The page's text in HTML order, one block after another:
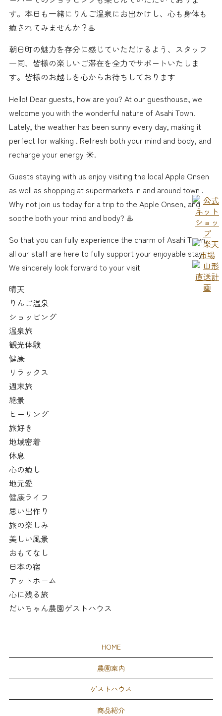
す️。本日も一緒にりんご温泉にお出かけし、心も身体も
癒されてみませんか？♨️
朝日町の魅力を存分に感じていただけるよう、スタッフ
一同、皆様の楽しいご滞在を全力でサポートいたしま
す。皆様のお越しを心からお待ちしております
Hello! Dear guests, how are you? At our guesthouse, we
welcome you with the wonderful nature of Asahi Town.
Lately, the weather has been sunny every day, making it
perfect for walking ️. Refresh both your mind and body, and
recharge your energy ☀️.
Guests staying with us enjoy visiting the local Apple Onsen
as well as shopping at supermarkets in and around town ️.
Why not join us today for a trip to the Apple Onsen, and
soothe both your mind and body? ♨️
So that you can fully experience the charm of Asahi Town,
all our staff are here to fully support your enjoyable stay.
We sincerely look forward to your visit
晴天
りんご温泉
ショッピング
温泉旅
観光体験
健康
リラックス
週末旅
絶景
ヒーリング
旅好き
地域密着
休息
心の癒し
地元愛
健康ライフ
思い出作り
旅の楽しみ
美しい風景
おもてなし
日本の宿
アットホーム
心に残る旅
だいちゃん農園ゲストハウス
HOME
農園案内
ゲストハウス
商品紹介